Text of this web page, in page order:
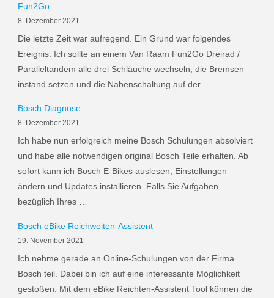
Fun2Go
8. Dezember 2021
Die letzte Zeit war aufregend. Ein Grund war folgendes
Ereignis: Ich sollte an einem Van Raam Fun2Go Dreirad /
Paralleltandem alle drei Schläuche wechseln, die Bremsen
instand setzen und die Nabenschaltung auf der …
Bosch Diagnose
8. Dezember 2021
Ich habe nun erfolgreich meine Bosch Schulungen absolviert
und habe alle notwendigen original Bosch Teile erhalten. Ab
sofort kann ich Bosch E-Bikes auslesen, Einstellungen
ändern und Updates installieren. Falls Sie Aufgaben
bezüglich Ihres …
Bosch eBike Reichweiten-Assistent
19. November 2021
Ich nehme gerade an Online-Schulungen von der Firma
Bosch teil. Dabei bin ich auf eine interessante Möglichkeit
gestoßen: Mit dem eBike Reichten-Assistent Tool können die